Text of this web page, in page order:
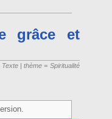
grâce et
| thème = Spiritualité